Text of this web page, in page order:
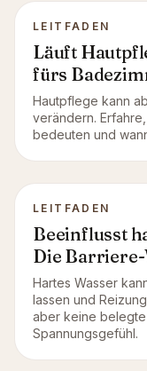
LEITFADEN
Läuft
fürs
Hautpflege kann
verändern.
bedeuten und
LEITFADEN
Beeinflusst
Die
Hartes Wasser
lassen und
aber keine
Spannungsgefühl.